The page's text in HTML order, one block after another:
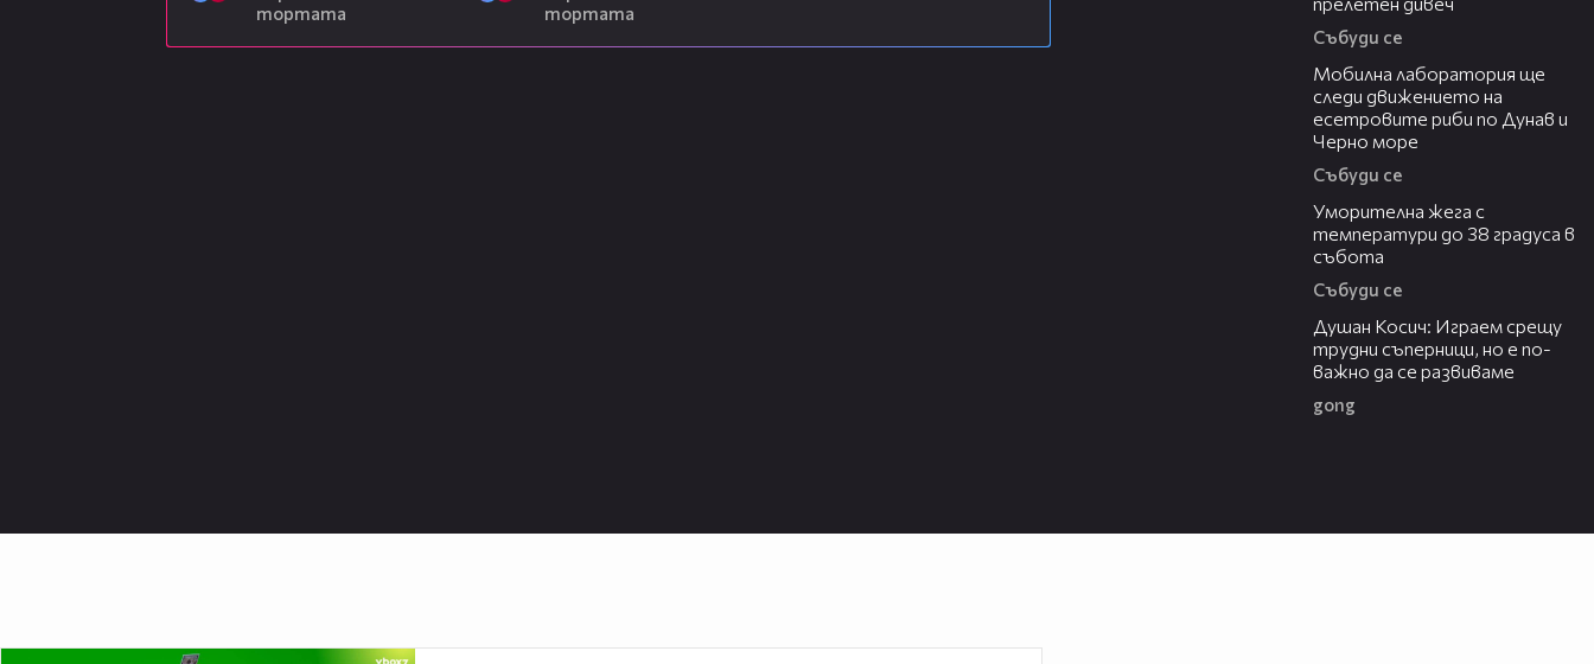
тортата
тортата
Събуди се
Мобилна лаборатория ще
следи движението на
есетровите риби по Дунав и
Черно море
Събуди се
Уморителна жега с
температури до 38 градуса в
събота
Събуди се
Душан Косич: Играем срещу
трудни съперници, но е по-
важно да се развиваме
gong